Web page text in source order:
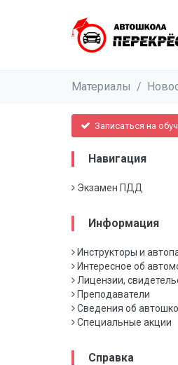
Материалы /
Записаться на
Навигация
Экзамен ПДД
Информация
Инструкторы и
Интересное об
Лицензии,
Преподаватели
Сведения об
Специальные акции
Справка